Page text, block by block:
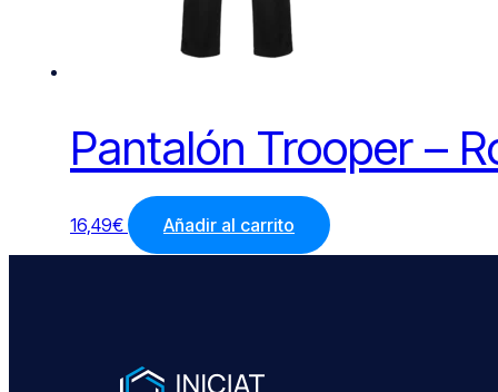
Pantalón Trooper –
16,49€ Añadir al carrito